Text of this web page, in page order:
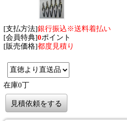
[支払方法]銀行振込※送料着払い
[会員特典]0ポイント
[販売価格]都度見積り
在庫0丁
見積依頼をする